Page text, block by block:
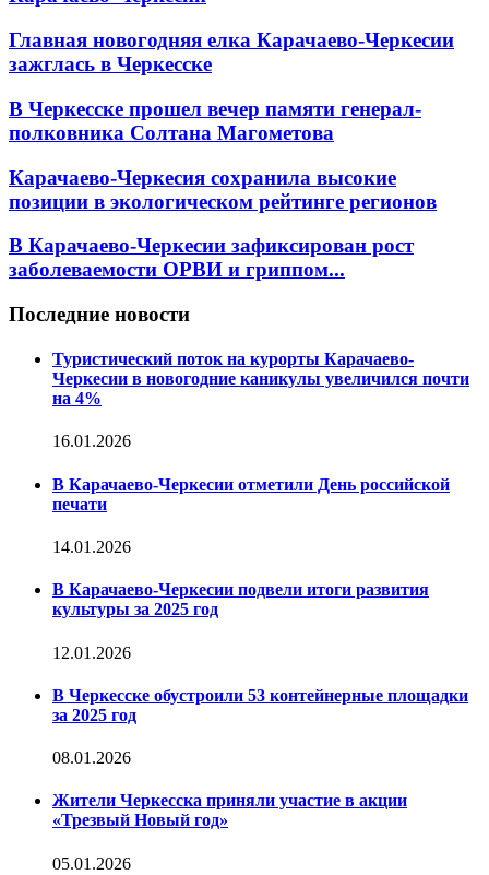
Главная новогодняя елка Карачаево-Черкесии
зажглась в Черкесске
В Черкесске прошел вечер памяти генерал-
полковника Солтана Магометова
Карачаево-Черкесия сохранила высокие
позиции в экологическом рейтинге регионов
В Карачаево-Черкесии зафиксирован рост
заболеваемости ОРВИ и гриппом...
Последние новости
Туристический поток на курорты Карачаево-
Черкесии в новогодние каникулы увеличился почти
на 4%
16.01.2026
В Карачаево-Черкесии отметили День российской
печати
14.01.2026
В Карачаево-Черкесии подвели итоги развития
культуры за 2025 год
12.01.2026
В Черкесске обустроили 53 контейнерные площадки
за 2025 год
08.01.2026
Жители Черкесска приняли участие в акции
«Трезвый Новый год»
05.01.2026